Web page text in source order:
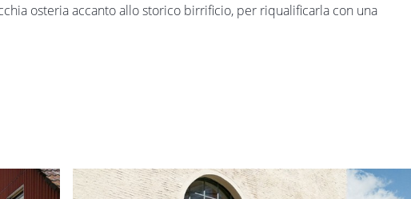
osteria accanto allo storico birrificio, per riqualificarla con una